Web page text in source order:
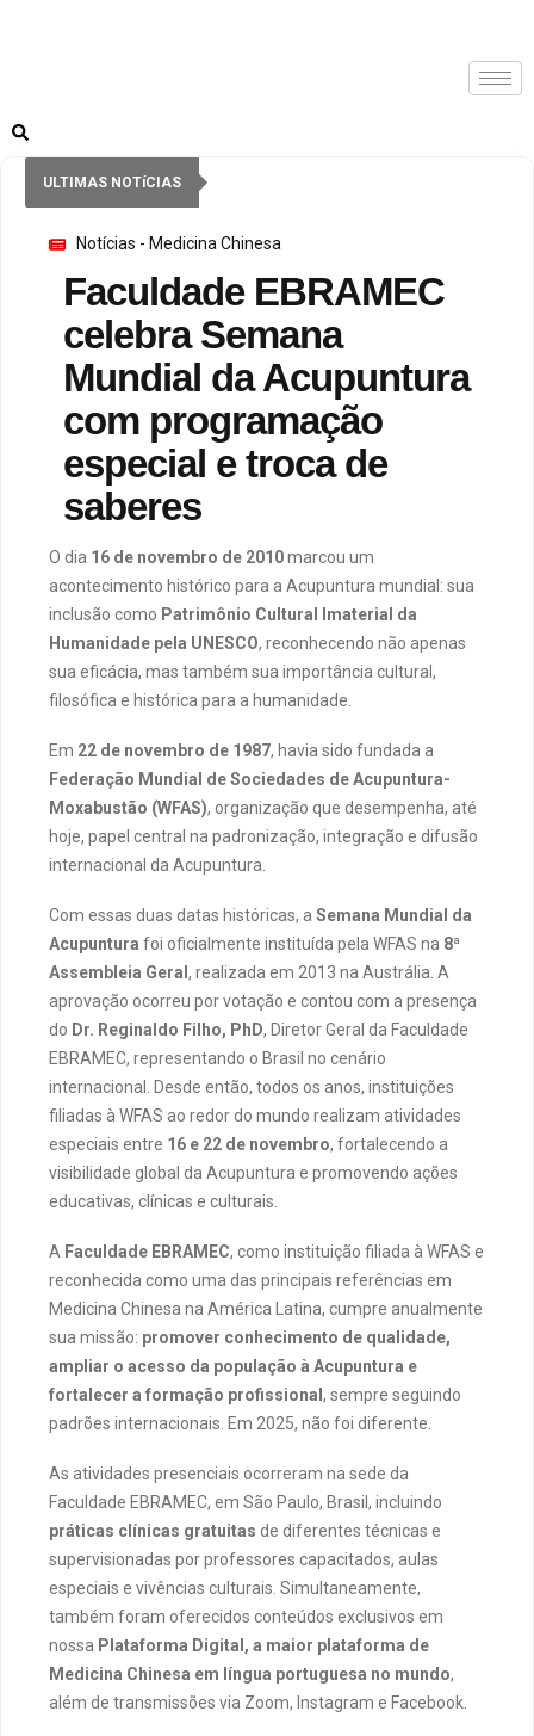
ULTIMAS NOTíCIAS
Notícias - Medicina Chinesa
Faculdade EBRAMEC
celebra Semana
Mundial da Acupuntura
com programação
especial e troca de
saberes
O dia 16 de novembro de 2010marcou um
acontecimento histórico para a Acupuntura mundial: sua
inclusão como Patrimônio Cultural Imaterial da
Humanidade pela UNESCO, reconhecendo não apenas
sua eficácia, mas também sua importância cultural,
filosófica e histórica para a humanidade.
Em 22 de novembro de 1987, havia sido fundada a
Federação Mundial de Sociedades de Acupuntura-
Moxabustão (WFAS), organização que desempenha, até
hoje, papel central na padronização, integração e difusão
internacional da Acupuntura.
Com essas duas datas históricas, a Semana Mundial da
Acupuntura foi oficialmente instituída pela WFAS na 8ª
Assembleia Geral , realizada em 2013 na Austrália. A
aprovação ocorreu por votação e contou com a presença
do Dr. Reginaldo Filho, PhD, Diretor Geral da Faculdade
EBRAMEC, representando o Brasil no cenário
internacional. Desde então, todos os anos, instituições
filiadas à WFAS ao redor do mundo realizam atividades
especiais entre 16 e 22 de novembro, fortalecendo a
visibilidade global da Acupuntura e promovendo ações
educativas, clínicas e culturais.
A Faculdade EBRAMEC, como instituição filiada à WFAS e
reconhecida como uma das principais referências em
Medicina Chinesa na América Latina, cumpre anualmente
sua missão: promover conhecimento de qualidade,
ampliar o acesso da população à Acupuntura e
fortalecer a formação profissional , sempre seguindo
padrões internacionais. Em 2025, não foi diferente.
As atividades presenciais ocorreram na sede da
Faculdade EBRAMEC, em São Paulo, Brasil, incluindo
práticas clínicas gratuitas de diferentes técnicas e
supervisionadas por professores capacitados, aulas
especiais e vivências culturais. Simultaneamente,
também foram oferecidos conteúdos exclusivos em
nossa Plataforma Digital, a maior plataforma de
Medicina Chinesa em língua portuguesa no mundo,
além de transmissões via Zoom, Instagram e Facebook.